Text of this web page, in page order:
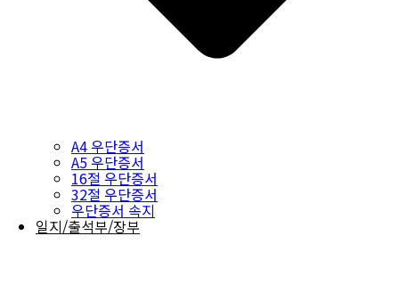
A4 우단증서
A5 우단증서
16절 우단증서
32절 우단증서
우단증서 속지
일지/출석부/장부